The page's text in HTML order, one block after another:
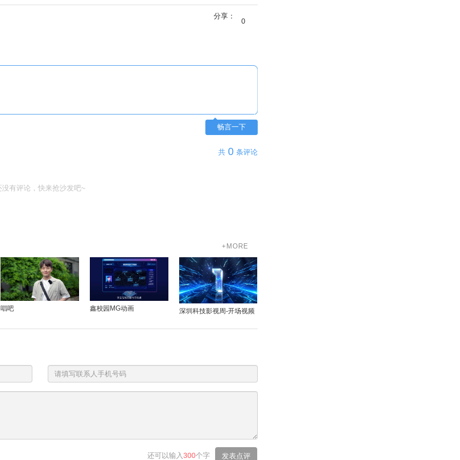
0
分享：
畅言一下
共 0 条评论
没有评论，快来抢沙发吧~
+MORE
唱吧 鑫校园MG动画 深圳科技影视周-开场视频
话
号
还可以输入300个字 发表点评